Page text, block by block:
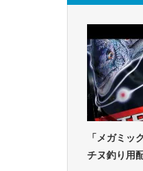
「メガミッ
チヌ釣り用